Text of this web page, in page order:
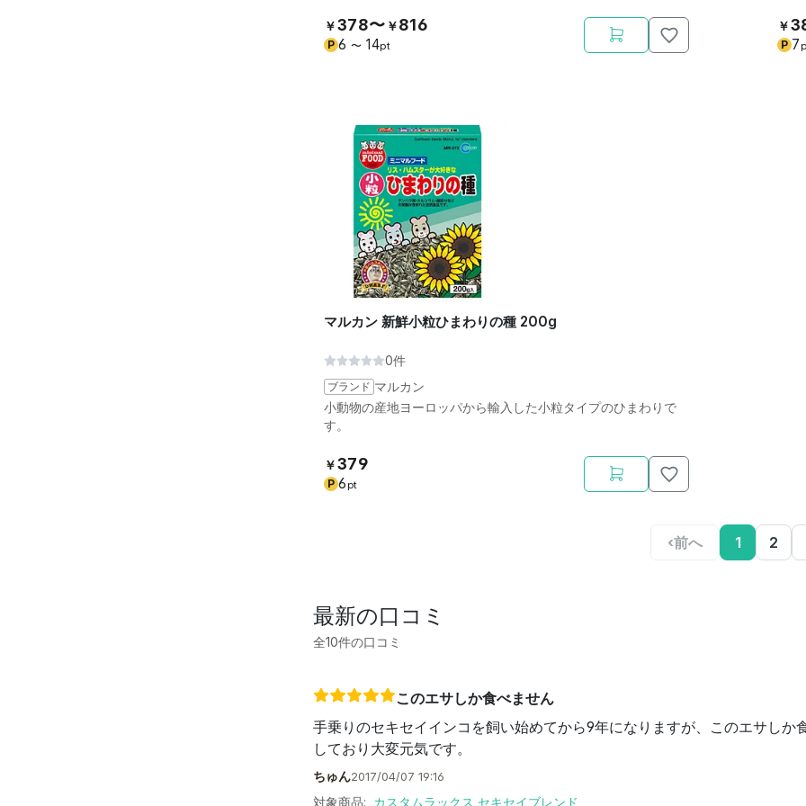
￥378〜 ￥816
P 6 〜 14pt
￥
P 7
マルカン 新鮮小粒ひまわりの種 200g
0件
ブランド マルカン
小動物の産地ヨーロッパから輸入した小粒タイプのひまわりで
す。
￥379
P 6 pt
‹前へ 1 2
最新の口コミ
全10件の口コミ
このエサしか食べません
手乗りのセキセイインコを飼い始めてから9年になりますが、このエサし
しており大変元気です。
ちゅん2017/04/07 19:16
対象商品: カスタムラックス セキセイブレンド